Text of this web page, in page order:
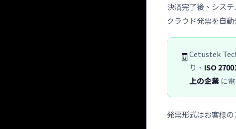
決済完了後、システ
クラウド発票を自
🧾Cetustek
り、 ISO
上の企業 に
発票形式はお客様